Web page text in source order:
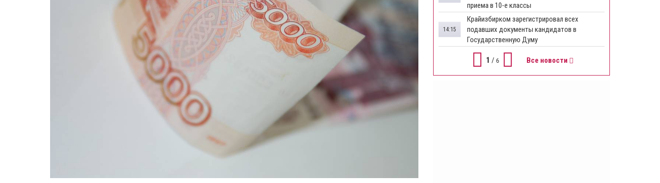
приема в 10-е классы
Крайизбирком зарегистрировал всех
подавших документы кандидатов в
Государственную Думу
14:15
1 / 6 Все новости